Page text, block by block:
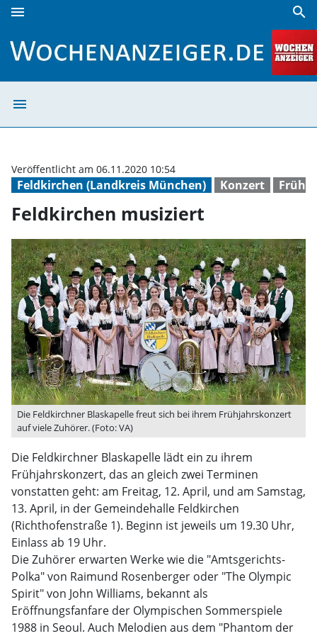
menu search
menu
Feldkirchen (Landkreis München) Konzert
Veröffentlicht am 06.11.2020 10:54
Feldkirchen musiziert
Die Feldkirchner Blaskapelle freut sich bei ihrem Frühjahrskonzert
auf viele Zuhörer. (Foto: VA)
Die Feldkirchner Blaskapelle lädt ein zu ihrem
Frühjahrskonzert, das an gleich zwei Terminen
vonstatten geht: am Freitag, 12. April, und am Samstag,
13. April, in der Gemeindehalle Feldkirchen
(Richthofenstraße 1). Beginn ist jeweils um 19.30 Uhr,
Einlass ab 19 Uhr.
Die Zuhörer erwarten Werke wie die "Amtsgerichts-
Polka" von Raimund Rosenberger oder "The Olympic
Spirit" von John Williams, bekannt als
Eröffnungsfanfare der Olympischen Sommerspiele
1988 in Seoul. Auch Melodien aus dem "Phantom der